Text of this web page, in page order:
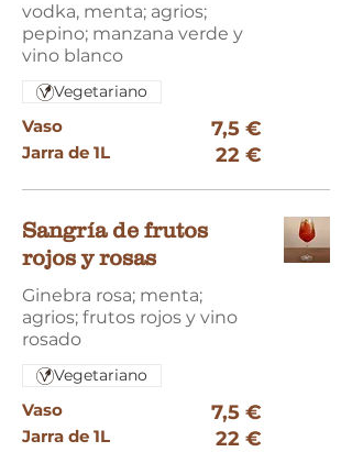
vodka, menta; agrios;
pepino; manzana verde y
vino blanco
Vaso 7,5 €
Jarra de 1L 22 €
Vegetariano
Sangría de frutos
rojos y rosas
Ginebra rosa; menta;
agrios; frutos rojos y vino
rosado
Vaso 7,5 €
Jarra de 1L 22 €
Vegetariano